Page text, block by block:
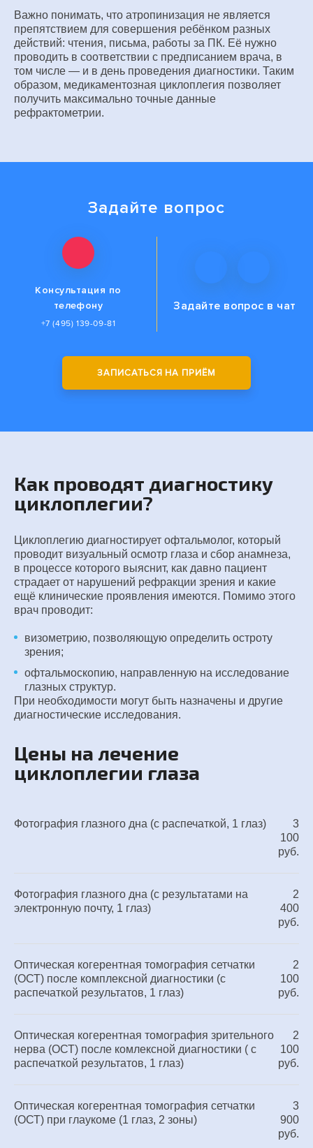
Важно понимать, что атропинизация не является
препятствием для совершения ребёнком разных
действий: чтения, письма, работы за ПК. Её нужно
проводить в соответствии с предписанием врача, в
том числе — и в день проведения диагностики. Таким
образом, медикаментозная циклоплегия позволяет
получить максимально точные данные
рефрактометрии.
Задайте вопрос
Консультация по
телефону
+7 (495) 139-09-81
Задайте вопрос в чат
ЗАПИСАТЬСЯ НА ПРИЁМ
Как проводят диагностику
циклоплегии?
Циклоплегию диагностирует офтальмолог, который
проводит визуальный осмотр глаза и сбор анамнеза,
в процессе которого выяснит, как давно пациент
страдает от нарушений рефракции зрения и какие
ещё клинические проявления имеются. Помимо этого
врач проводит:
визометрию, позволяющую определить остроту
зрения;
офтальмоскопию, направленную на исследование
глазных структур.
При необходимости могут быть назначены и другие
диагностические исследования.
Цены на лечение
циклоплегии глаза
Фотография глазного дна (с распечаткой, 1 глаз)
3
100
руб.
Фотография глазного дна (с результатами на
электронную почту, 1 глаз)
2
400
руб.
Оптическая когерентная томография сетчатки
(ОСТ) после комплексной диагностики (с
распечаткой результатов, 1 глаз)
2
100
руб.
Оптическая когерентная томография зрительного
нерва (ОСТ) после комлексной диагностики ( с
распечаткой результатов, 1 глаз)
2
100
руб.
Оптическая когерентная томография сетчатки
(ОСТ) при глаукоме (1 глаз, 2 зоны)
3
900
руб.